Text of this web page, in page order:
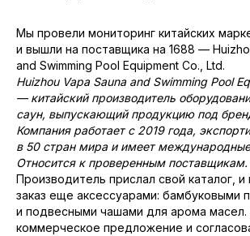
Мы провели мониторинг китайских
и вышли на поставщика на 1688 —
and Swimming Pool Equipment Co., Ltd.
Huizhou Vapa Sauna and Swimming Pool
— китайский производитель
саун, выпускающий продукцию под
Компания работает с 2019 года,
в 50 стран мира и имеет
Относится к проверенным поставщикам.
Производитель прислал свой каталог, и
заказ еще аксессуарами: бамбуковыми
и подвесными чашами для арома
коммерческое предложение и